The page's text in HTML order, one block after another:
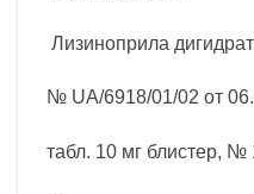
Лизиноприла
№ UA/6918/01/02 от
табл. 10 мг блистер,